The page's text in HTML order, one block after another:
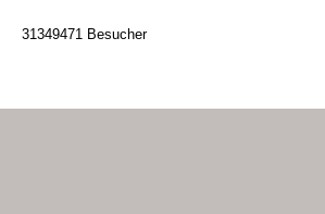
31349471 Besucher